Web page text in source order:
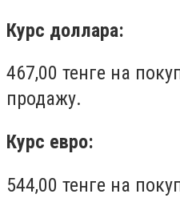
Курс доллара:
467,00 тенге на
продажу.
Курс евро:
544,00 тенге на